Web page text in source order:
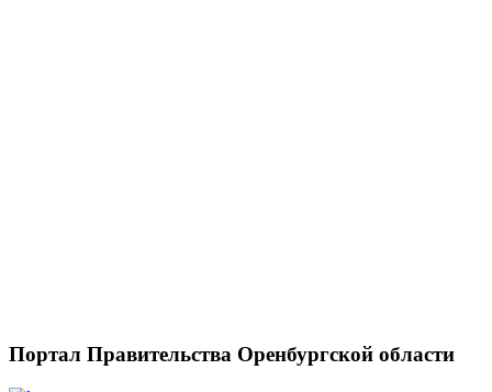
Портал Правительства Оренбургской области